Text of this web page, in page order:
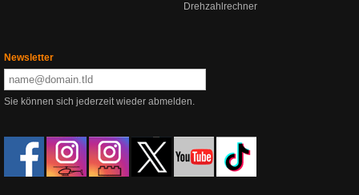
Drehzahlrechner
Newsletter
Sie können sich jederzeit wieder abmelden.